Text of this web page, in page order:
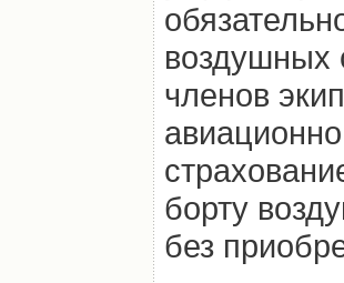
воздушных
членов
борту
без